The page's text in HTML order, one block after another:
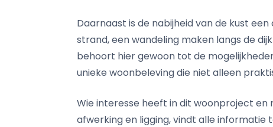
Daarnaast is de nabijheid van de kust
strand, een wandeling maken langs de
behoort hier gewoon tot de
unieke woonbeleving die niet alleen
Wie interesse heeft in dit woonproject
afwerking en ligging, vindt alle informatie